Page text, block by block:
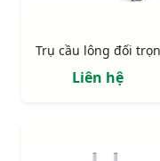
Liên hệ